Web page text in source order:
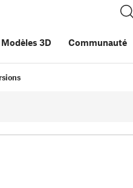
Modèles 3D Communauté